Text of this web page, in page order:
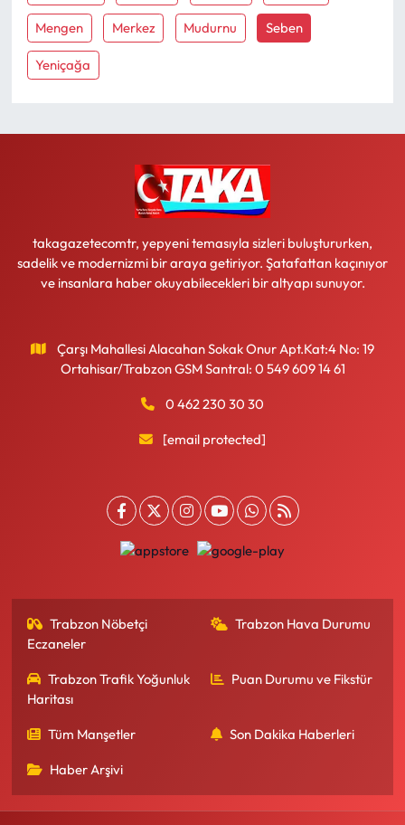
Mengen Merkez Mudurnu Seben
Yeniçağa
takagazetecomtr, yepyeni temasıyla sizleri buluştururken,
sadelik ve modernizmi bir araya getiriyor. Şatafattan kaçınıyor
ve insanlara haber okuyabilecekleri bir altyapı sunuyor.
Çarşı Mahallesi Alacahan Sokak Onur Apt.Kat:4 No: 19
Ortahisar/Trabzon GSM Santral: 0 549 609 14 61
0 462 230 30 30
[email protected]
Trabzon Nöbetçi
Eczaneler
Trabzon Hava Durumu
Trabzon Trafik Yoğunluk
Haritası
Puan Durumu ve Fikstür
Tüm Manşetler Son Dakika Haberleri
Haber Arşivi
Mektup Galeri
Ekonomi